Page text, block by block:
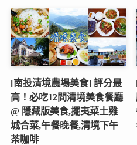
[南投清境農場美食] 評分最
高！必吃12間清境美食餐廳
@ 隱藏版美食,擺夷菜土雞
城合菜,午餐晚餐,清境下午
茶咖啡